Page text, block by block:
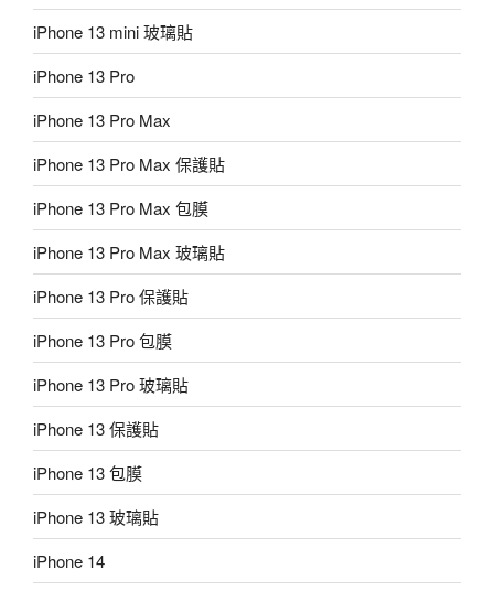
iPhone 13 mini 玻璃貼
iPhone 13 Pro
iPhone 13 Pro Max
iPhone 13 Pro Max 保護貼
iPhone 13 Pro Max 包膜
iPhone 13 Pro Max 玻璃貼
iPhone 13 Pro 保護貼
iPhone 13 Pro 包膜
iPhone 13 Pro 玻璃貼
iPhone 13 保護貼
iPhone 13 包膜
iPhone 13 玻璃貼
iPhone 14